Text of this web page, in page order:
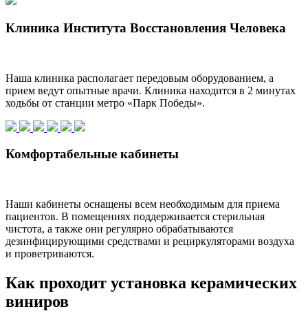
Клиника Института Восстановления Человека
Наша клиника располагает передовым оборудованием, а
прием ведут опытные врачи. Клиника находится в 2 минутах
ходьбы от станции метро «Парк Победы».
Комфортабельные кабинеты
Наши кабинеты оснащены всем необходимым для приема
пациентов. В помещениях поддерживается стерильная
чистота, а также они регулярно обрабатываются
дезинфицирующими средствами и рециркуляторами воздуха
и проветриваются.
Как проходит установка керамических
виниров